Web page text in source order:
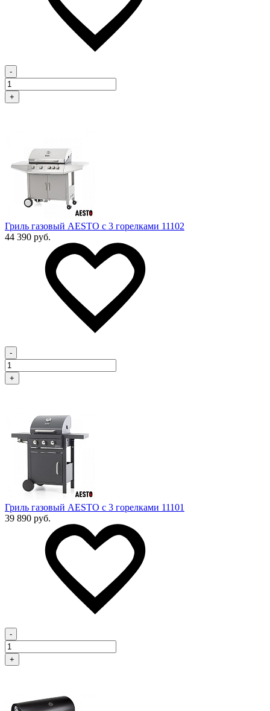
-
+
Гриль газовый AESTO с 3 горелками 11102
44 390 руб.
-
+
Гриль газовый AESTO с 3 горелками 11101
39 890 руб.
-
+